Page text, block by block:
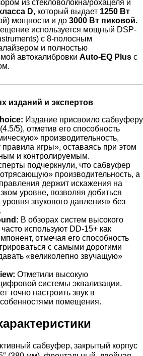
из стекловолокна/рохацеля и
D, который выдает 1250 Вт
мощности и до 3000 Вт пиковой.
используется мощный DSP-
с 8-полосным
и полностью
автокалибровки Auto-EQ Plus с
и экспертов
Издание присвоило сабвуферу
5), отметив его способность
производительность,
правила игры», оставаясь при этом
и контролируемым.
подчеркнули, что сабвуфер
производительность, а
держит искажения на
уровне, позволяя добиться
звукового давления» без
В обзорах систем высокого
используют DD-15+ как
отмечая его способность
с самыми дорогими
«великолепно звучащую»
Отметили высокую
системы эквализации,
точно настроить звук в
помещения.
сабвуфер, закрытый корпус